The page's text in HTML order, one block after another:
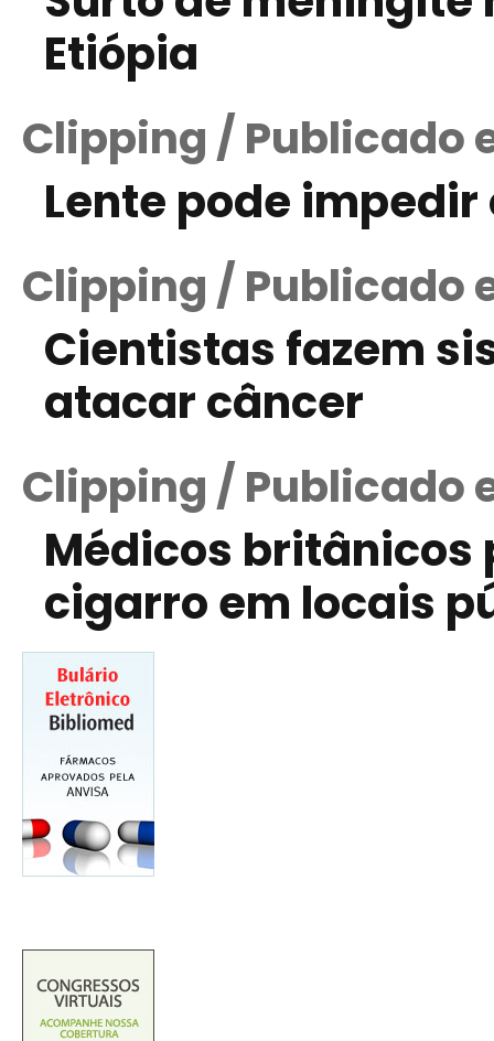
Etiópia
Clipping / Publicado
Lente pode
Clipping / Publicado
Cientistas fazem
atacar câncer
Clipping / Publicado
Médicos britânicos
cigarro em locais